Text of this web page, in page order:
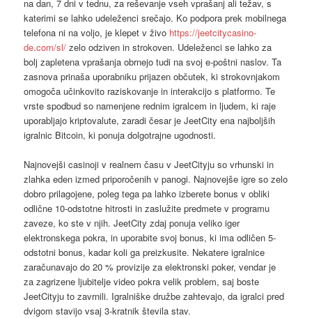
na dan, 7 dni v tednu, za reševanje vseh vprašanj ali težav, s
katerimi se lahko udeleženci srečajo. Ko podpora prek mobilnega
telefona ni na voljo, je klepet v živo https://jeetcitycasino-
de.com/sl/ zelo odziven in strokoven. Udeleženci se lahko za
bolj zapletena vprašanja obrnejo tudi na svoj e-poštni naslov. Ta
zasnova prinaša uporabniku prijazen občutek, ki strokovnjakom
omogoča učinkovito raziskovanje in interakcijo s platformo. Te
vrste spodbud so namenjene rednim igralcem in ljudem, ki raje
uporabljajo kriptovalute, zaradi česar je JeetCity ena najboljših
igralnic Bitcoin, ki ponuja dolgotrajne ugodnosti.
Najnovejši casinoji v realnem času v JeetCityju so vrhunski in
zlahka eden izmed priporočenih v panogi. Najnovejše igre so zelo
dobro prilagojene, poleg tega pa lahko izberete bonus v obliki
odlične 10-odstotne hitrosti in zaslužite predmete v programu
zaveze, ko ste v njih. JeetCity zdaj ponuja veliko iger
elektronskega pokra, in uporabite svoj bonus, ki ima odličen 5-
odstotni bonus, kadar koli ga preizkusite. Nekatere igralnice
zaračunavajo do 20 % provizije za elektronski poker, vendar je
za zagrizene ljubitelje video pokra velik problem, saj boste
JeetCityju to zavrnili. Igralniške družbe zahtevajo, da igralci pred
dvigom stavijo vsaj 3-kratnik števila stav.